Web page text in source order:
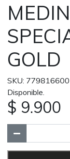
GOLD
SKU:
Disponible.
$ 9.900